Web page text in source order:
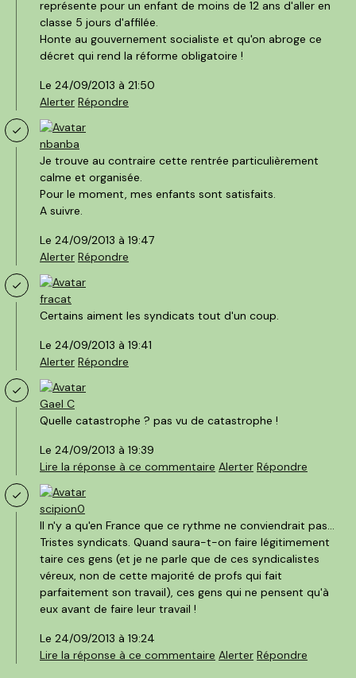
représente pour un enfant de moins de 12 ans d'aller en
classe 5 jours d'affilée.
Honte au gouvernement socialiste et qu'on abroge ce
décret qui rend la réforme obligatoire !
Le 24/09/2013 à 21:50
Alerter Répondre
nbanba
Je trouve au contraire cette rentrée particulièrement
calme et organisée.
Pour le moment, mes enfants sont satisfaits.
A suivre.
Le 24/09/2013 à 19:47
Alerter Répondre
fracat
Certains aiment les syndicats tout d'un coup.
Le 24/09/2013 à 19:41
Alerter Répondre
Gael C
Quelle catastrophe ? pas vu de catastrophe !
Le 24/09/2013 à 19:39
Lire la réponse à ce commentaire Alerter Répondre
scipion0
Il n'y a qu'en France que ce rythme ne conviendrait pas...
Tristes syndicats. Quand saura-t-on faire légitimement
taire ces gens (et je ne parle que de ces syndicalistes
véreux, non de cette majorité de profs qui fait
parfaitement son travail), ces gens qui ne pensent qu'à
eux avant de faire leur travail !
Le 24/09/2013 à 19:24
Lire la réponse à ce commentaire Alerter Répondre